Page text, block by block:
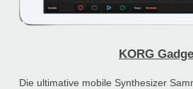
KORG
Die ultimative mobile Synthesizer